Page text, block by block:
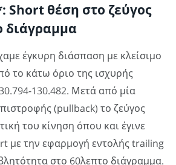
Short θέση στο ζεύγος
διάγραμμα
έγκυρη διάσπαση με κλείσιμο
το κάτω όριο της ισχυρής
130.482. Μετά από μία
(pullback) το ζεύγος
του κίνηση όπου και έγινε
με την εφαρμογή εντολής trailing
στο 60λεπτο διάγραμμα.